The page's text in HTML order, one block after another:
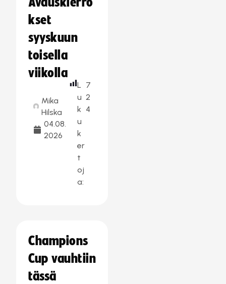
kset
syyskuun
toisella
viikolla
Mika
Hilska
04.08.
2026
L
u
k
u
k
er
t
oj
a:
7
2
4
Champions
Cup vauhtiin
tässä